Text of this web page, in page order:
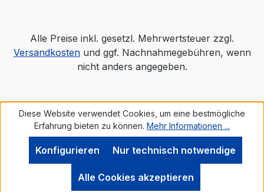
Werkzeugleiste anzeigen
Alle Preise inkl. gesetzl. Mehrwertsteuer zzgl.
Versandkostenund ggf. Nachnahmegebühren, wenn
nicht anders angegeben.
Diese Website verwendet Cookies, um eine bestmögliche
Erfahrung bieten zu können. Mehr Informationen ...
Nur technisch notwendige
Konfigurieren
Alle Cookies akzeptieren